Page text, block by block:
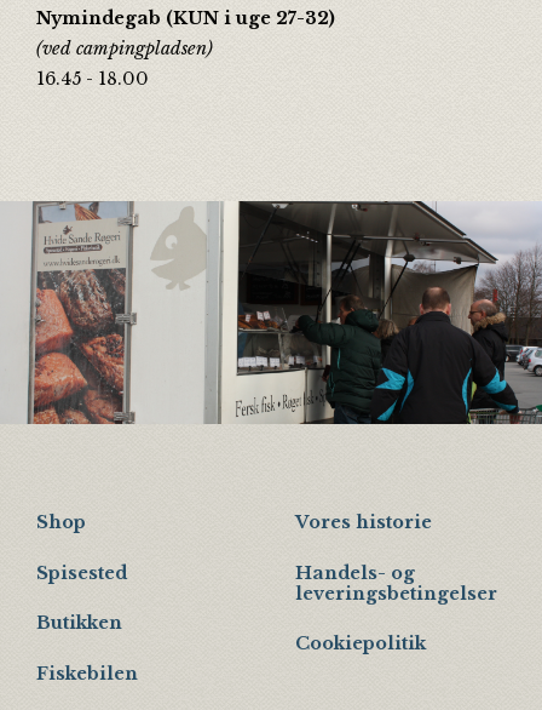
Nymindegab (KUN i uge 27-32)
(ved campingpladsen)
16.45 - 18.00
Shop
Spisested
Butikken
Fiskebilen
Vores historie
Handels- og
leveringsbetingelser
Cookiepolitik